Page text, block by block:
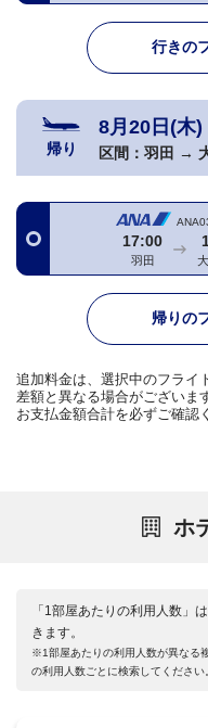
行きの
帰り
8月20日(木)
区間： 羽田 →
17:00
羽田
帰りの
追加料金は、選択中のフライ
差額と異なる場合がございま
お支払金額合計を必ずご確認
ホ
「1部屋あたりの利用人数」
きます。
※1部屋あたりの利用人数が異なる
の利用人数ごとに検索してください